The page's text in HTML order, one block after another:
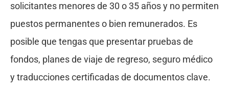
solicitantes menores de 30 o 35 años y no permiten
puestos permanentes o bien remunerados. Es
posible que tengas que presentar pruebas de
fondos, planes de viaje de regreso, seguro médico
y traducciones certificadas de documentos clave.